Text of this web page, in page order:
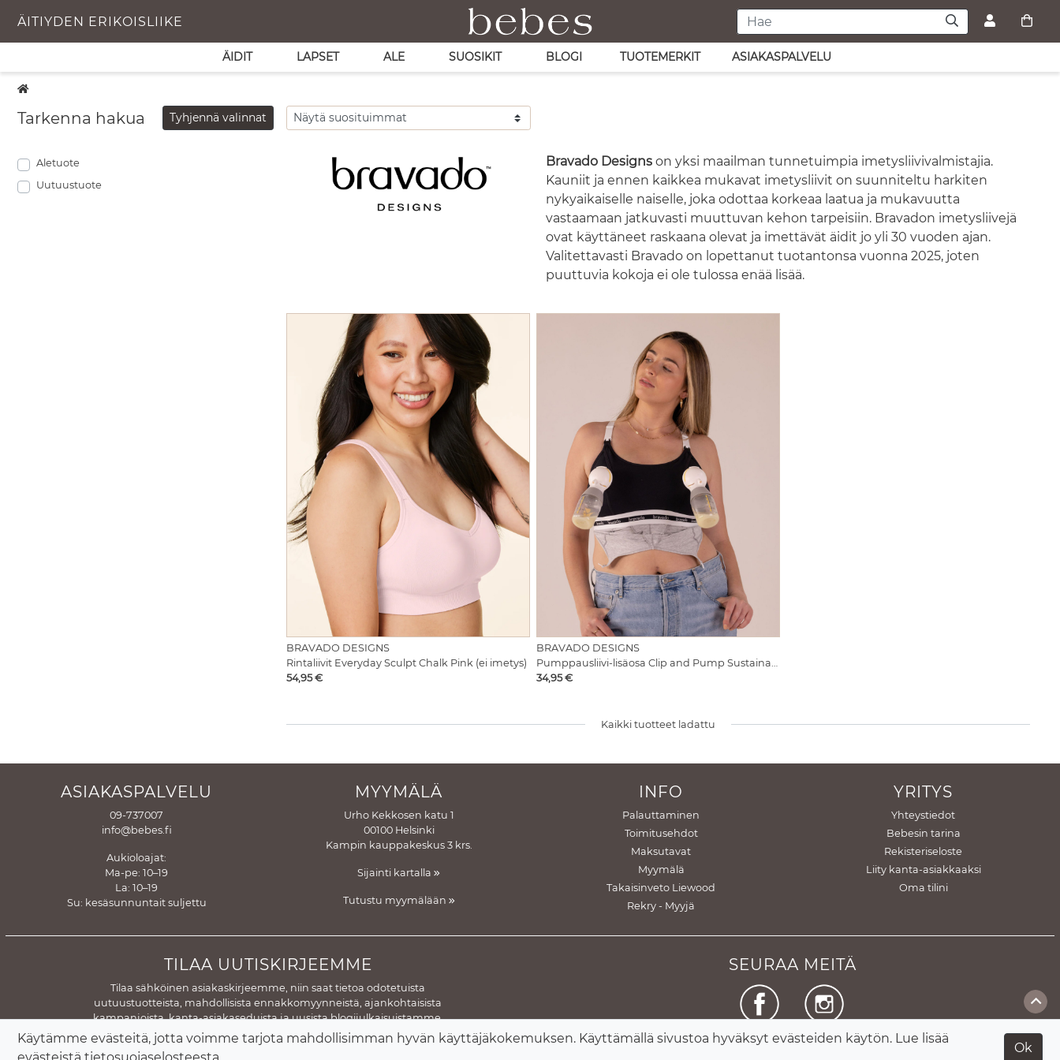
Käytämme evästeitä, jotta voimme tarjota mahdollisimman hyvän käyttäjäkokemuksen. Käyttämällä sivustoa hyväksyt evästeiden käytön. Lue lisää
Ok
ÄITIYDEN ERIKOISLIIKE
ÄIDIT LAPSET ALE SUOSIKIT BLOGI TUOTEMERKIT ASIAKASPALVELU
Tarkenna hakua Tyhjennä valinnat
Aletuote
Uutuustuote
Bravado Designs on yksi maailman tunnetuimpia imetysliivivalmistajia.
Kauniit ja ennen kaikkea mukavat imetysliivit on suunniteltu harkiten
nykyaikaiselle naiselle, joka odottaa korkeaa laatua ja mukavuutta
vastaamaan jatkuvasti muuttuvan kehon tarpeisiin. Bravadon imetysliivejä
ovat käyttäneet raskaana olevat ja imettävät äidit jo yli 30 vuoden ajan.
Valitettavasti Bravado on lopettanut tuotantonsa vuonna 2025, joten
puuttuvia kokoja ei ole tulossa enää lisää.
BRAVADO DESIGNS
Rintaliivit Everyday Sculpt Chalk Pink (ei imetys)
Hinta
54,95 €
BRAVADO DESIGNS
Pumppausliivi-lisäosa Clip and Pump Sustainable
Hinta
34,95 €
Kaikki tuotteet ladattu
ASIAKASPALVELU
09-737007
info@bebes.fi
Aukioloajat:
Ma-pe: 10–19
La: 10–19
Su: kesäsunnuntait suljettu
MYYMÄLÄ
Urho Kekkosen katu 1
00100 Helsinki
Kampin kauppakeskus 3 krs.
Sijainti kartalla
Tutustu myymälään
INFO
Palauttaminen
Toimitusehdot
Maksutavat
Myymälä
Takaisinveto Liewood
Rekry - Myyjä
YRITYS
Yhteystiedot
Bebesin tarina
Rekisteriseloste
Liity kanta-asiakkaaksi
Oma tilini
TILAA UUTISKIRJEEMME
Tilaa sähköinen asiakaskirjeemme, niin saat tietoa odotetuista
uutuustuotteista, mahdollisista ennakkomyynneistä, ajankohtaisista
kampanjoista, kanta-asiakaseduista ja uusista blogijulkaisuistamme.
Tilaamalla uutiskirjeemme sallit sähköpostiosoitteesi lisäämisen
rekisteriimme rekisteriselosteemme mukaisesti.
SEURAA MEITÄ
Facebook Instagram